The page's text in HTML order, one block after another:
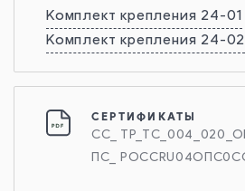
Комплект крепления 24-01
Комплект крепления 24-02
СЕРТИФИКАТЫ
СС_
ПС_